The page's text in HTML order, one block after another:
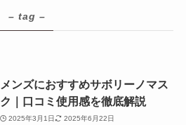
– tag –
メンズにおすすめサボリーノマス
ク｜口コミ使用感を徹底解説
2025年3月1日 2025年6月22日